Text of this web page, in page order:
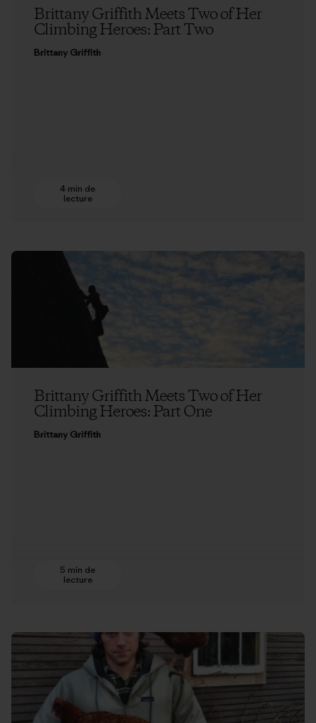
Brittany Griffith Meets Two of Her
Climbing Heroes: Part Two
Brittany Griffith
4 min de
lecture
Brittany Griffith Meets Two of Her
Climbing Heroes: Part One
Brittany Griffith
5 min de
lecture